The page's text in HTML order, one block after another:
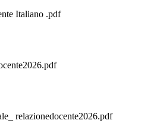
Italiano .pdf
relazionedocente2026.pdf